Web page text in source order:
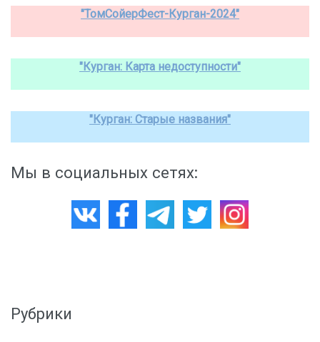
"ТомСойерФест-Курган-2024"
"Курган: Карта недоступности"
"Курган: Старые названия"
Мы в социальных сетях:
Рубрики